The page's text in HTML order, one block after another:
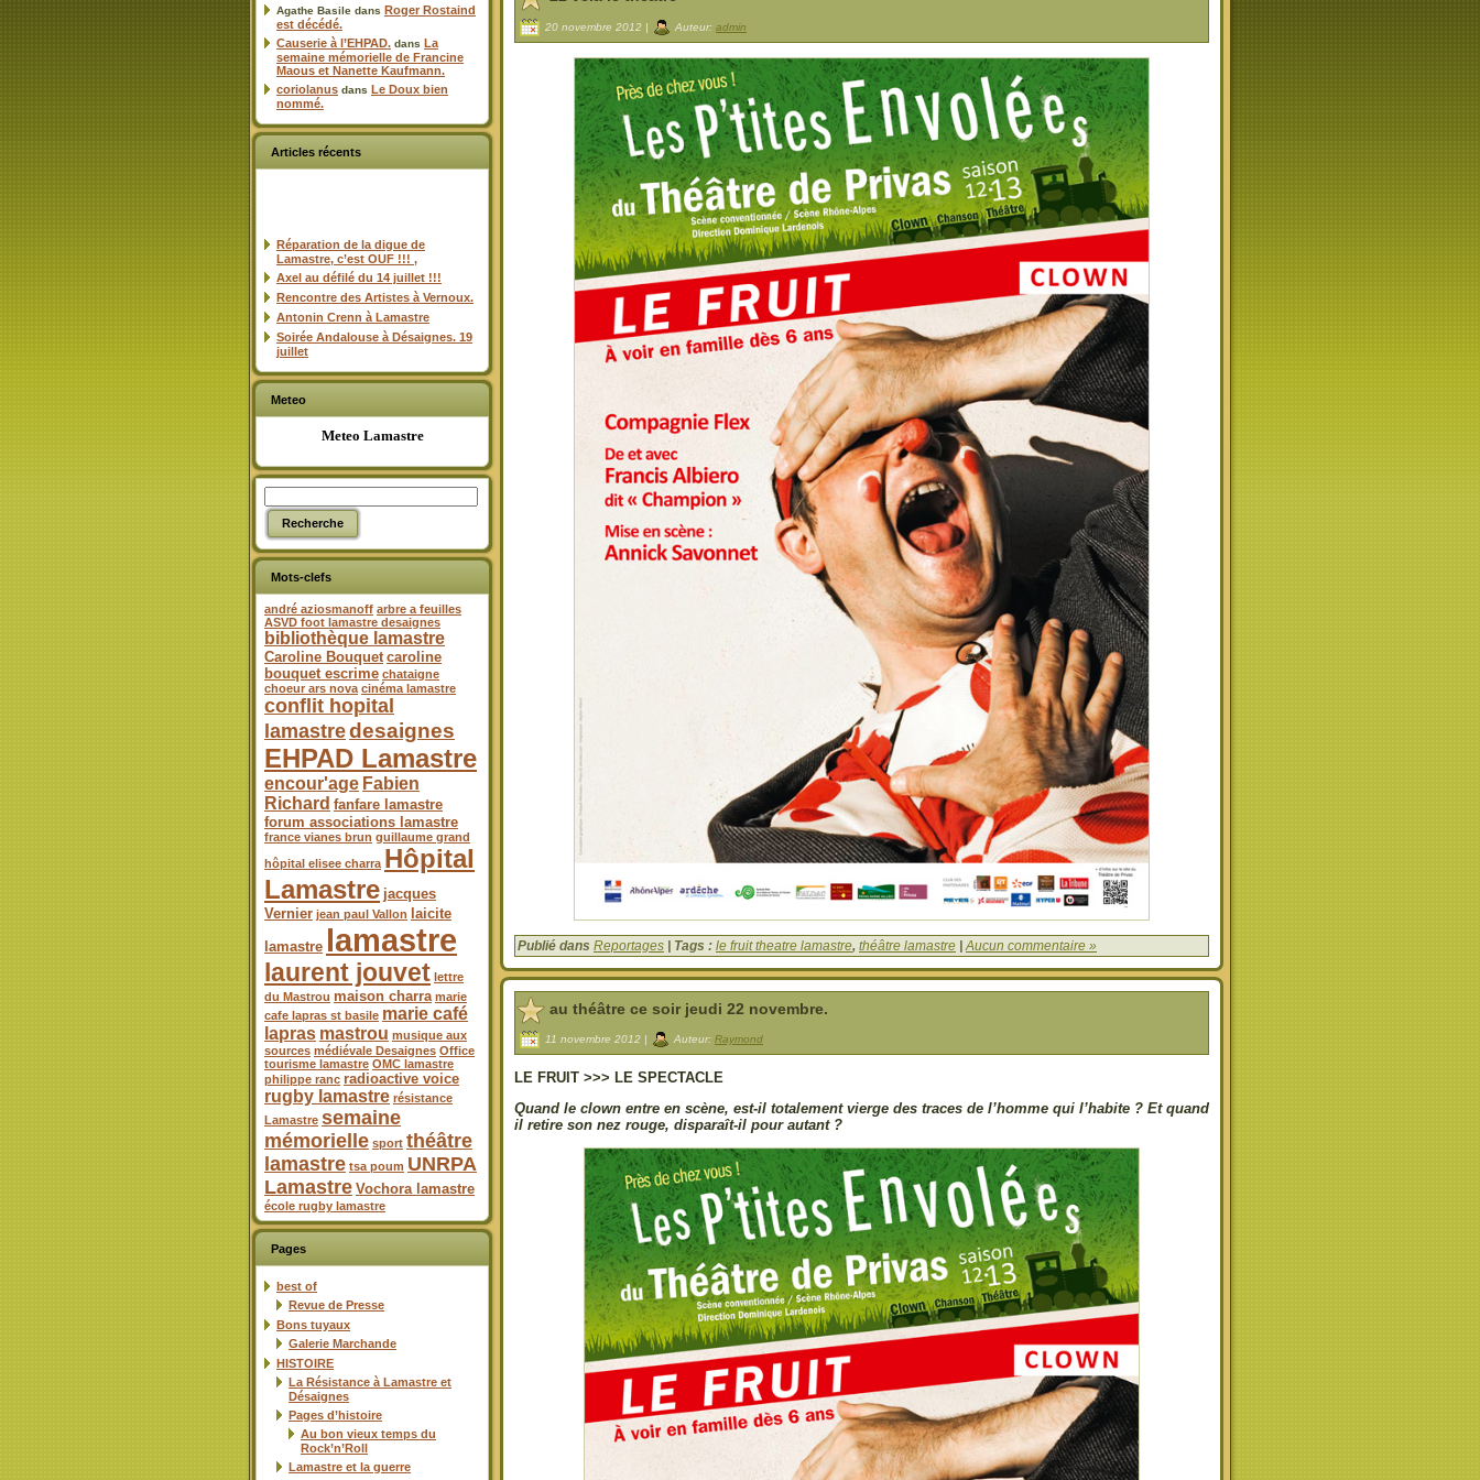
Agathe Basile dans Roger Rostaind
est décédé.
Causerie à l’EHPAD. dans La
semaine mémorielle de Francine
Maous et Nanette Kaufmann.
coriolanus dans Le Doux bien
nommé.
Articles récents
Réparation de la digue de
Lamastre, c’est OUF !!! ,
Axel au défilé du 14 juillet !!!
Rencontre des Artistes à Vernoux.
Antonin Crenn à Lamastre
Soirée Andalouse à Désaignes. 19
juillet
Meteo
Meteo Lamastre
Mots-clefs
andré aziosmanoff arbre a feuilles
ASVD foot lamastre desaignes
bibliothèque lamastre
Caroline Bouquet caroline
bouquet escrime chataigne
choeur ars nova cinéma lamastre
conflit hopital
lamastredesaignes
EHPAD Lamastre
encour'age Fabien
Richard fanfare lamastre
forum associations lamastre
france vianes brun guillaume grand
hôpital elisee charra Hôpital
Lamastre jacques
Vernier jean paul Vallon
laicite
lamastre lamastre
laurent jouvet lettre
du Mastrou maison charra marie
cafe lapras st basile marie café
lapras mastrou musique aux
sources médiévale Desaignes Office
tourisme lamastre OMC lamastre
philippe ranc radioactive voice
rugby lamastre résistance
Lamastre semaine
mémorielle sport théâtre
lamastre tsa poum UNRPA
Lamastre Vochora lamastre
école rugby lamastre
Pages
best of
Revue de Presse
Bons tuyaux
Galerie Marchande
HISTOIRE
La Résistance à Lamastre et
Désaignes
Pages d’histoire
Au bon vieux temps du
Rock’n’Roll
Lamastre et la guerre
20 novembre 2012 | Auteur: admin
Publié dans Reportages | Tags : le fruit theatre lamastre, théâtre lamastre |Aucun commentaire »
au théâtre ce soir jeudi 22 novembre.
11 novembre 2012 | Auteur: Raymond
LE FRUIT >>> LE SPECTACLE
Quand le clown entre en scène, est-il totalement vierge des traces de l’homme qui l’habite ? Et quand
il retire son nez rouge, disparaît-il pour autant ?